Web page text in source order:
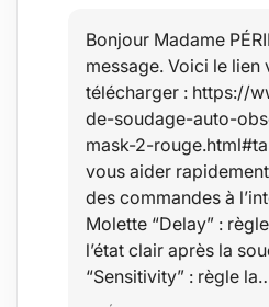
Bonjour Madame
message. Voici le lien
télécharger : https://
de-soudage-auto-
mask-2-
vous aider
des commandes à
Molette “Delay” :
l’état clair après la
“Sensitivity” : règle